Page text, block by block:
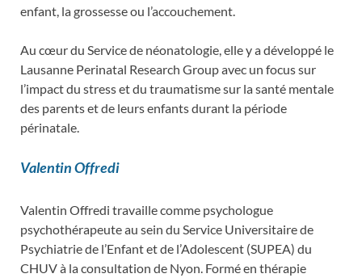
enfant, la grossesse ou l’accouchement.
Au cœur du Service de néonatologie, elle y a développé le
Lausanne Perinatal Research Group avec un focus sur
l’impact du stress et du traumatisme sur la santé mentale
des parents et de leurs enfants durant la période
périnatale.
Valentin Offredi
Valentin Offredi travaille comme psychologue
psychothérapeute au sein du Service Universitaire de
Psychiatrie de l’Enfant et de l’Adolescent (SUPEA) du
CHUV à la consultation de Nyon. Formé en thérapie